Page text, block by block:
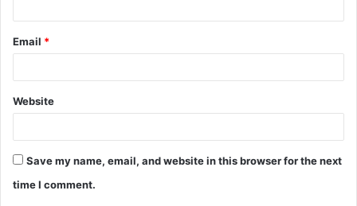
Email *
Website
Save my name, email, and website in this browser for the next
time I comment.